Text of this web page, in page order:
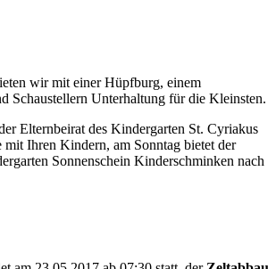
wir mit einer Hüpfburg, einem
Schaustellern Unterhaltung für die Kleinsten.
Elternbeirat des Kindergarten St. Cyriakus
mit Ihren Kindern, am Sonntag bietet der
Sonnenschein Kinderschminken nach